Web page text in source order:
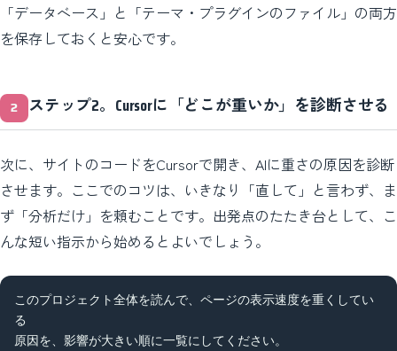
「データベース」と「テーマ・プラグインのファイル」の両方
を保存しておくと安心です。
ステップ2。Cursorに「どこが重いか」を診断させる
次に、サイトのコードをCursorで開き、AIに重さの原因を診断
させます。ここでのコツは、いきなり「直して」と言わず、ま
ず「分析だけ」を頼むことです。出発点のたたき台として、こ
んな短い指示から始めるとよいでしょう。
このプロジェクト全体を読んで、ページの表示速度を重くしてい
る
原因を、影響が大きい順に一覧にしてください。